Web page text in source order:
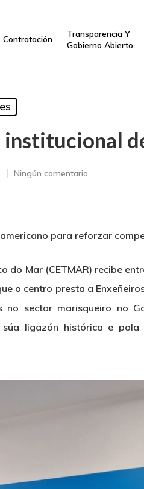
Contratación
Transparencia Y
Gobierno Abierto
institucional
Ningún comentario
para reforzar
do Mar (CETMAR) recibe
o centro presta a
sector marisqueiro no
ligazón histórica e